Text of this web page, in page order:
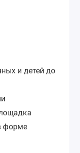
и детей до
форме